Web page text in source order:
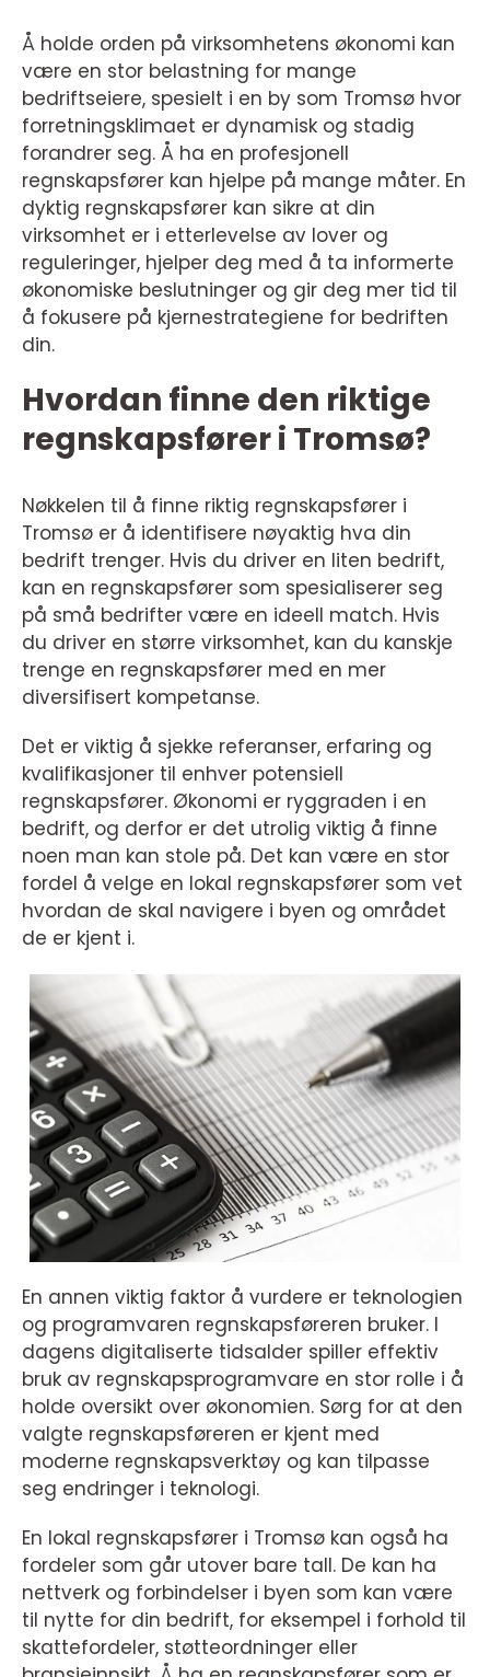
Å holde orden på virksomhetens økonomi kan
være en stor belastning for mange
bedriftseiere, spesielt i en by som Tromsø hvor
forretningsklimaet er dynamisk og stadig
forandrer seg. Å ha en profesjonell
regnskapsfører kan hjelpe på mange måter. En
dyktig regnskapsfører kan sikre at din
virksomhet er i etterlevelse av lover og
reguleringer, hjelper deg med å ta informerte
økonomiske beslutninger og gir deg mer tid til
å fokusere på kjernestrategiene for bedriften
din.
Hvordan finne den riktige
regnskapsfører i Tromsø?
Nøkkelen til å finne riktig regnskapsfører i
Tromsø er å identifisere nøyaktig hva din
bedrift trenger. Hvis du driver en liten bedrift,
kan en regnskapsfører som spesialiserer seg
på små bedrifter være en ideell match. Hvis
du driver en større virksomhet, kan du kanskje
trenge en regnskapsfører med en mer
diversifisert kompetanse.
Det er viktig å sjekke referanser, erfaring og
kvalifikasjoner til enhver potensiell
regnskapsfører. Økonomi er ryggraden i en
bedrift, og derfor er det utrolig viktig å finne
noen man kan stole på. Det kan være en stor
fordel å velge en lokal regnskapsfører som vet
hvordan de skal navigere i byen og området
de er kjent i.
En annen viktig faktor å vurdere er teknologien
og programvaren regnskapsføreren bruker. I
dagens digitaliserte tidsalder spiller effektiv
bruk av regnskapsprogramvare en stor rolle i å
holde oversikt over økonomien. Sørg for at den
valgte regnskapsføreren er kjent med
moderne regnskapsverktøy og kan tilpasse
seg endringer i teknologi.
En lokal regnskapsfører i Tromsø kan også ha
fordeler som går utover bare tall. De kan ha
nettverk og forbindelser i byen som kan være
til nytte for din bedrift, for eksempel i forhold til
skattefordeler, støtteordninger eller